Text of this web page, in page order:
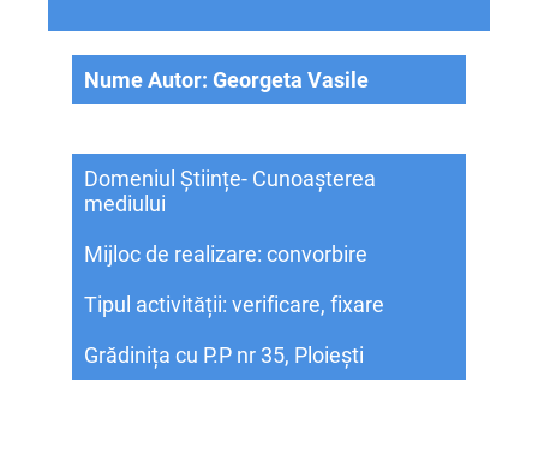
Nume Autor: Georgeta Vasile
Domeniul Științe- Cunoașterea
mediului
Mijloc de realizare: convorbire
Tipul activității: verificare, fixare
Grădinița cu P.P nr 35, Ploiești